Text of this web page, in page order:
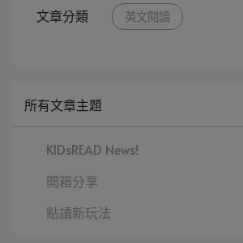
文章分類 英文閱讀
所有文章主題
KIDsREAD News!
開箱分享
點讀新玩法